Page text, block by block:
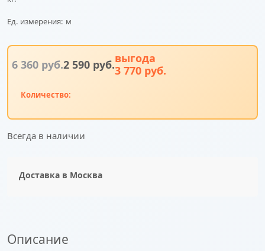
Ед. измерения: м
6 360 руб.2 590 руб.выгода
3 770 руб.
Количество:
Всегда в наличии
Доставка в Москва
Описание